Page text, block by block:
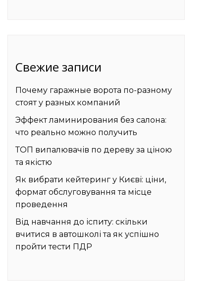
Свежие записи
Почему гаражные ворота по-разному
стоят у разных компаний
Эффект ламинирования без салона:
что реально можно получить
ТОП випалювачів по дереву за ціною
та якістю
Як вибрати кейтеринг у Києві: ціни,
формат обслуговування та місце
проведення
Від навчання до іспиту: скільки
вчитися в автошколі та як успішно
пройти тести ПДР